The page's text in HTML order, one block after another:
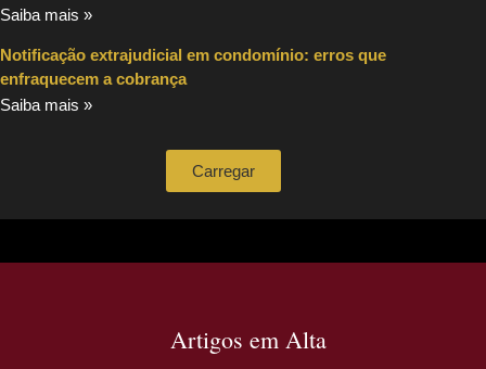
Saiba mais »
Notificação extrajudicial em condomínio: erros que
enfraquecem a cobrança
Saiba mais »
Carregar
Artigos em Alta